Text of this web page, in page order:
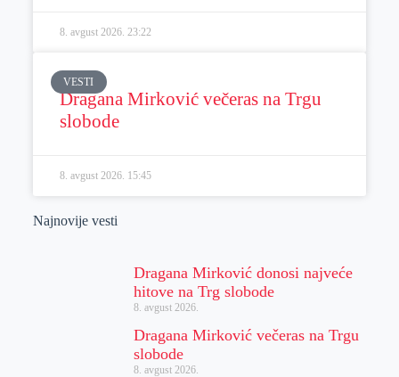
8. avgust 2026. 23:22
VESTI
Dragana Mirković večeras na Trgu
slobode
8. avgust 2026. 15:45
Najnovije vesti
Dragana Mirković donosi najveće
hitove na Trg slobode
8. avgust 2026.
Dragana Mirković večeras na Trgu
slobode
8. avgust 2026.